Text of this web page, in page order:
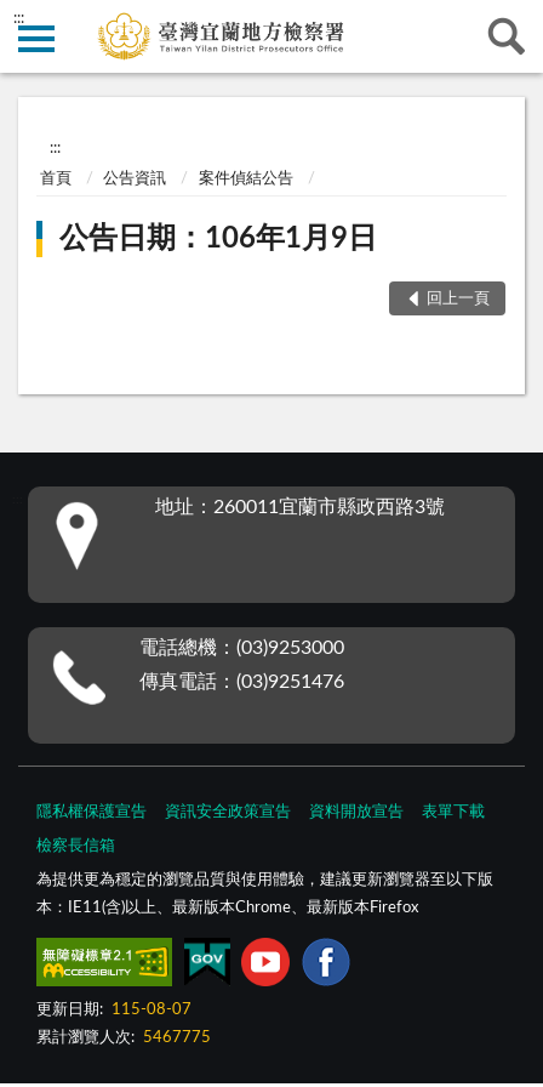
:::
:::
首頁 公告資訊 案件偵結公告
公告日期：106年1月9日
回上一頁
地址：260011宜蘭市縣政西路3號
電話總機：(03)9253000
傳真電話：(03)9251476
隱私權保護宣告 資訊安全政策宣告 資料開放宣告 表單下載
檢察長信箱
為提供更為穩定的瀏覽品質與使用體驗，建議更新瀏覽器至以下版
本：IE11(含)以上、最新版本Chrome、最新版本Firefox
更新日期:
115-08-07
累計瀏覽人次:
5467775